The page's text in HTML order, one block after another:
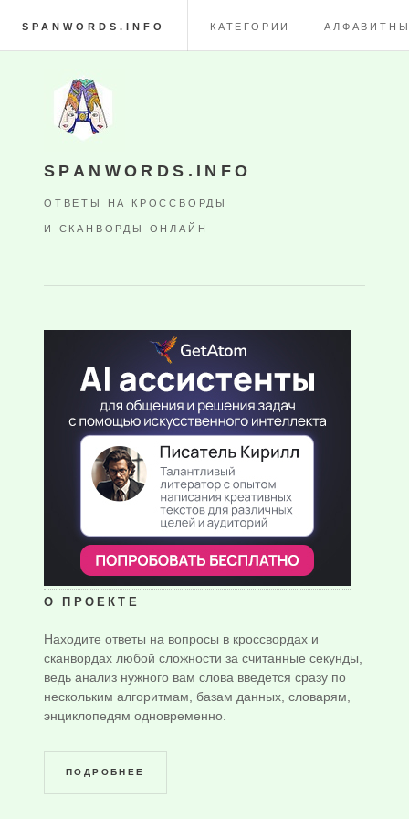
SPANWORDS.INFO КАТЕГОРИИ
SPANWORDS.INFO
ОТВЕТЫ НА КРОССВОРДЫ
И СКАНВОРДЫ ОНЛАЙН
О ПРОЕКТЕ
Находите ответы на вопросы в кроссвордах и
сканвордах любой сложности за считанные секунды,
ведь анализ нужного вам слова введется сразу по
нескольким алгоритмам, базам данных, словарям,
энциклопедям одновременно.
ПОДРОБНЕЕ